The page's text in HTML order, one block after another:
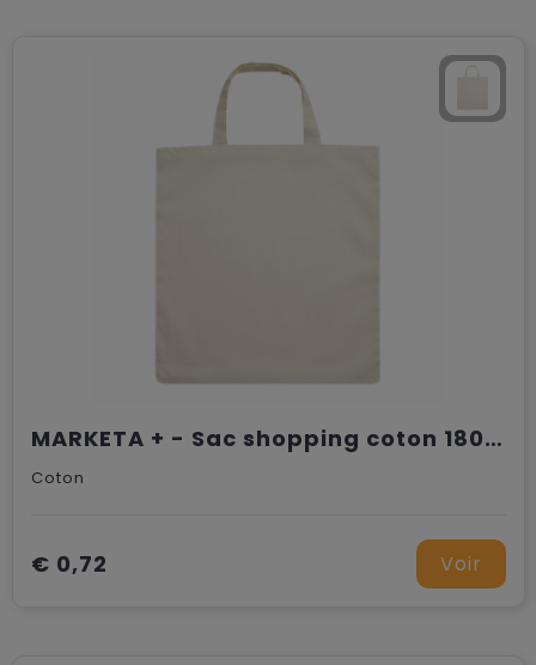
MARKETA + - Sac shopping coton 180gr/m²
Coton
€ 0,72 Voir